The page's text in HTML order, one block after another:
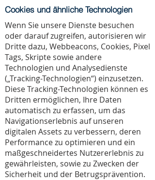
Cookies und ähnliche Technologien
Wenn Sie unsere Dienste besuchen
oder darauf zugreifen, autorisieren wir
Dritte dazu, Webbeacons, Cookies, Pixel
Tags, Skripte sowie andere
Technologien und Analysedienste
(„Tracking-Technologien“) einzusetzen.
Diese Tracking-Technologien können es
Dritten ermöglichen, Ihre Daten
automatisch zu erfassen, um das
Navigationserlebnis auf unseren
digitalen Assets zu verbessern, deren
Performance zu optimieren und ein
maßgeschneidertes Nutzererlebnis zu
gewährleisten, sowie zu Zwecken der
Sicherheit und der Betrugsprävention.